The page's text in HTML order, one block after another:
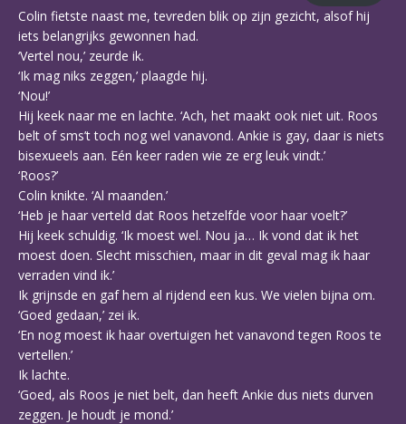
Colin fietste naast me, tevreden blik op zijn gezicht, alsof hij
iets belangrijks gewonnen had.
‘Vertel nou,’ zeurde ik.
‘Ik mag niks zeggen,’ plaagde hij.
‘Nou!’
Hij keek naar me en lachte. ‘Ach, het maakt ook niet uit. Roos
belt of sms’t toch nog wel vanavond. Ankie is gay, daar is niets
bisexueels aan. Eén keer raden wie ze erg leuk vindt.’
‘Roos?’
Colin knikte. ‘Al maanden.’
‘Heb je haar verteld dat Roos hetzelfde voor haar voelt?’
Hij keek schuldig. ‘Ik moest wel. Nou ja… Ik vond dat ik het
moest doen. Slecht misschien, maar in dit geval mag ik haar
verraden vind ik.’
Ik grijnsde en gaf hem al rijdend een kus. We vielen bijna om.
‘Goed gedaan,’ zei ik.
‘En nog moest ik haar overtuigen het vanavond tegen Roos te
vertellen.’
Ik lachte.
‘Goed, als Roos je niet belt, dan heeft Ankie dus niets durven
zeggen. Je houdt je mond.’